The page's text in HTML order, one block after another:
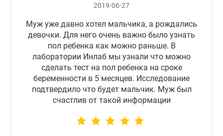
2019-06-27
Муж уже давно хотел мальчика, а рождались
девочки. Для него очень важно было узнать
пол ребенка как можно раньше. В
лаборатории Инлаб мы узнали что можно
сделать тест на пол ребенка на сроке
беременности в 5 месяцев. Исследование
подтвердило что будет мальчик. Муж был
счастлив от такой информации